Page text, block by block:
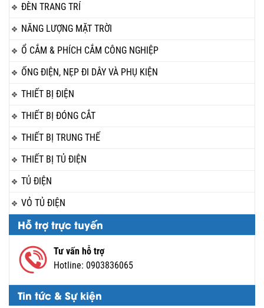
ĐÈN TRANG TRÍ
NĂNG LƯỢNG MẶT TRỜI
Ổ CẮM & PHÍCH CẮM CÔNG NGHIỆP
ỐNG ĐIỆN, NẸP ĐI DÂY VÀ PHỤ KIỆN
THIẾT BỊ ĐIỆN
THIẾT BỊ ĐÓNG CẮT
THIẾT BỊ TRUNG THẾ
THIẾT BỊ TỦ ĐIỆN
TỦ ĐIỆN
VỎ TỦ ĐIỆN
Hỗ trợ trực tuyến
Tư vấn hỗ trợ
Hotline: 0903836065
Tin tức & Sự kiện